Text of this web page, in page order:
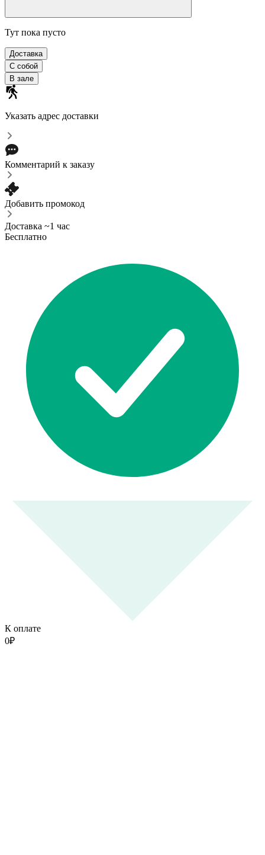
Тут пока пусто
Доставка
С собой
В зале
Указать адрес доставки
Комментарий к заказу
Добавить промокод
Доставка ~1 час
Бесплатно
К оплате
0₽